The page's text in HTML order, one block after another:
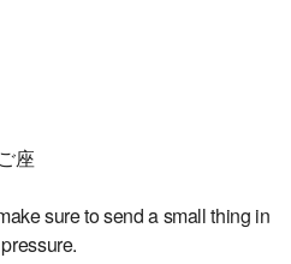
座
sure to send a small thing in